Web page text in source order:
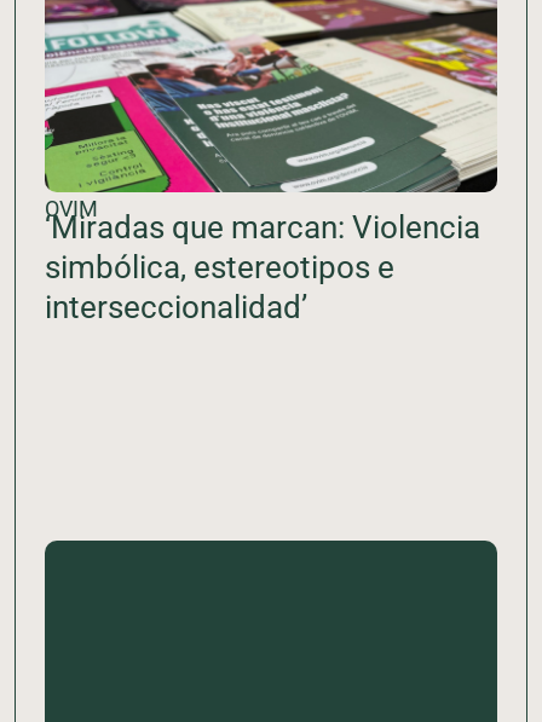
OVIM
‘Miradas que marcan: Violencia
simbólica, estereotipos e
interseccionalidad’